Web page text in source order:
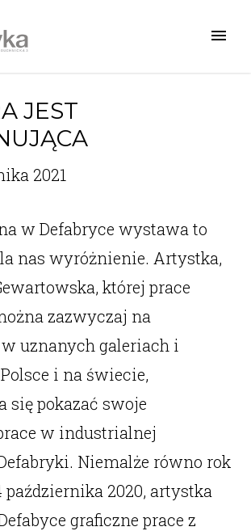
JEST
2021
w Defabryce wystawa to
nas wyróżnienie. Artystka,
której prace
zazwyczaj na
uznanych galeriach i
i na świecie,
się pokazać swoje
w industrialnej
Niemalże równo rok
2020, artystka
graficzne prace z